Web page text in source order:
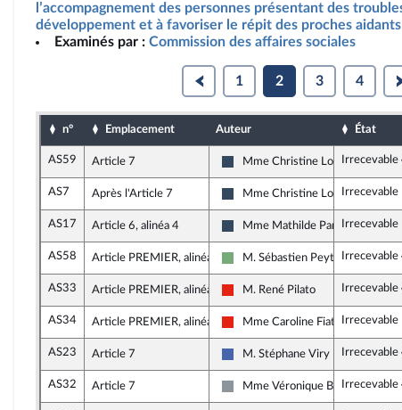
l’accompagnement des personnes présentant des
développement et à favoriser le répit des proches aidants
Examinés par : Commission des affaires sociales
1 2 3 4
n° Emplacement Auteur État
AS59 Article 7
Rassemblement National
Mme Christine Loir Irrecevable
AS7 Après l'Article 7
Rassemblement National
Mme Christine Loir Irrecevable
AS17 Article 6, alinéa 4
Rassemblement National
Mme Mathilde ParisIrrecevable
AS58 Article PREMIER, alinéa 2
Écologiste - NUPES
M. Sébastien PeytavieIrrecevable
AS33 Article PREMIER, alinéa 2
La France insoumise - Nouvelle
M. René Pilato Irrecevable
AS34 Article PREMIER, alinéa 2
La France insoumise - Nouvelle
Mme Caroline Fiat Irrecevable
AS23 Article 7
Les Républicains
M. Stéphane Viry Irrecevable
AS32 Article 7
Non inscrit
Mme Véronique BesseIrrecevable